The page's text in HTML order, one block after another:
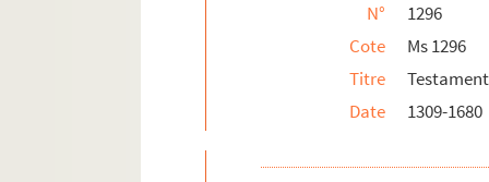
N°
1296
Cote
Ms 1296
Titre
Date
1309-1680